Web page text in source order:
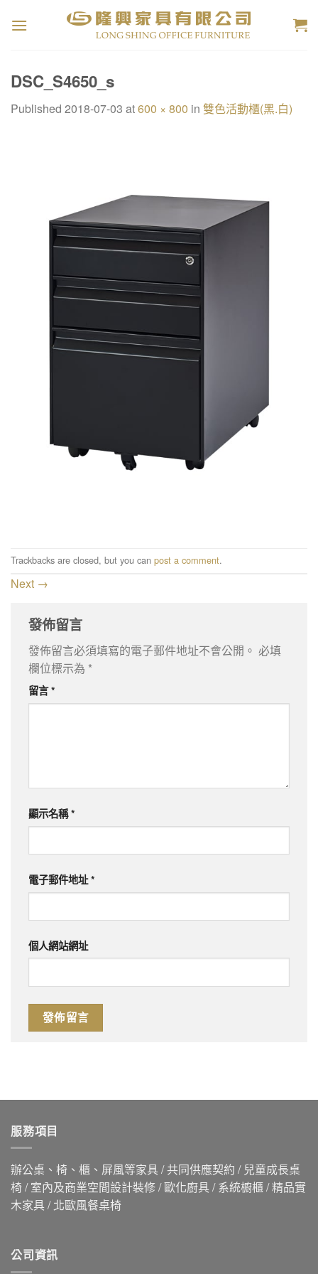
DSC_S4650_s
Published 2018-07-03 at600 × 800 in 雙色活動櫃(黑.白)
Trackbacks are closed, but you can post a comment.
Next →
發佈留言
發佈留言必須填寫的電子郵件地址不會公開。 必填
欄位標示為 *
留言*
顯示名稱*
電子郵件地址*
個人網站網址
服務項目
辦公桌、椅、櫃、屏風等家具 / 共同供應契約 / 兒童成長桌
椅 / 室內及商業空間設計裝修 / 歐化廚具 / 系統櫥櫃 / 精品實
木家具 / 北歐風餐桌椅
公司資訊